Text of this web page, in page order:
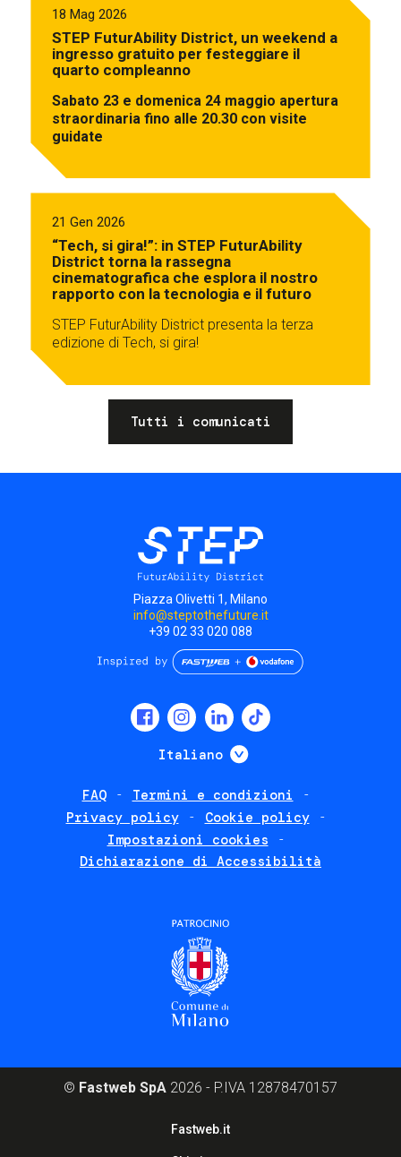
18 Mag 2026
STEP FuturAbility District, un weekend a
ingresso gratuito per festeggiare il
quarto compleanno
Sabato 23 e domenica 24 maggio apertura
straordinaria fino alle 20.30 con visite
guidate
21 Gen 2026
“Tech, si gira!”: in STEP FuturAbility
District torna la rassegna
cinematografica che esplora il nostro
rapporto con la tecnologia e il futuro
STEP FuturAbility District presenta la terza
edizione di Tech, si gira!
Tutti i comunicati
Piazza Olivetti 1, Milano
info@steptothefuture.it
+39 02 33 020 088
Italiano Mostra ulteriori
FAQ
Termini e condizioni
Privacy policy
Cookie policy
Impostazioni cookies
Dichiarazione di Accessibilità
© Fastweb SpA 2026 - P.IVA 12878470157
Fastweb.it